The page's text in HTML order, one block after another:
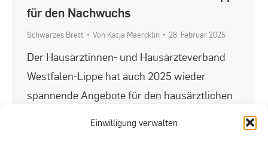
Einwilligung verwalten
für den Nachwuchs
Schwarzes Brett Von Katja Maercklin 28. Februar 2025
Der Hausärztinnen- und Hausärzteverband
Westfalen-Lippe hat auch 2025 wieder
spannende Angebote für den hausärztlichen